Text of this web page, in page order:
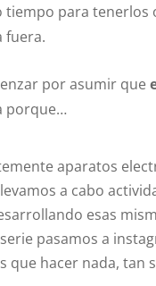
para tenerlos
fuera.
por asumir que
porque…
aparatos
a cabo
esas
pasamos a
que hacer nada, tan